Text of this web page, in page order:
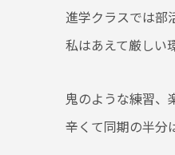
進学クラスでは部
私はあえて厳しい
鬼のような練習、
辛くて同期の半分